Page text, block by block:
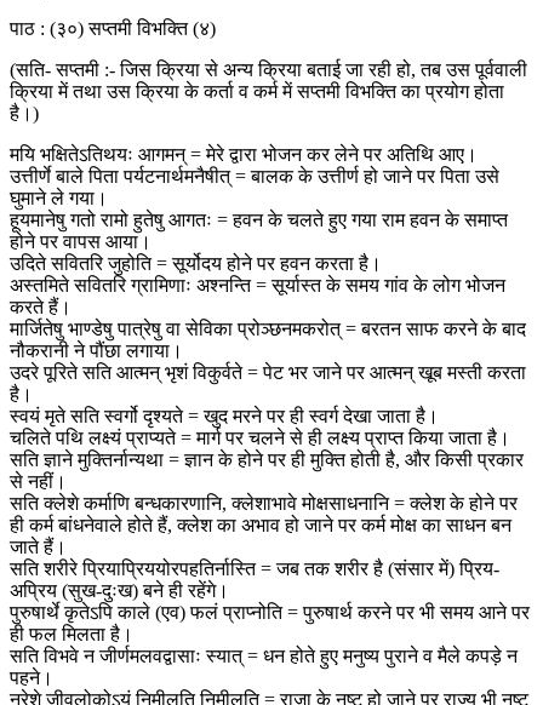
पाठ : (३०) सप्तमी विभक्ति (४)
(सति- सप्तमी :- जिस क्रिया से अन्य क्रिया बताई जा रही हो, तब उस पूर्ववाली
क्रिया में तथा उस क्रिया के कर्ता व कर्म में सप्तमी विभक्ति का प्रयोग होता
है।)
मयि भक्षितेऽतिथयः आगमन् = मेरे द्वारा भोजन कर लेने पर अतिथि आए।
उत्तीर्णे बाले पिता पर्यटनार्थमनैषीत् = बालक के उत्तीर्ण हो जाने पर पिता उसे
घुमाने ले गया।
हूयमानेषु गतो रामो हुतेषु आगतः = हवन के चलते हुए गया राम हवन के समाप्त
होने पर वापस आया।
उदिते सवितरि जुहोति = सूर्योदय होने पर हवन करता है।
अस्तमिते सवितरि ग्रामिणाः अश्नन्ति = सूर्यास्त के समय गांव के लोग भोजन
करते हैं।
मार्जितेषु भाण्डेषु पात्रेषु वा सेविका प्रोञ्छनमकरोत् = बरतन साफ करने के बाद
नौकरानी ने पौंछा लगाया।
उदरे पूरिते सति आत्मन् भृशं विकुर्वते = पेट भर जाने पर आत्मन् खूब मस्ती करता
है।
स्वयं मृते सति स्वर्गो दृश्यते = खुद मरने पर ही स्वर्ग देखा जाता है।
चलिते पथि लक्ष्यं प्राप्यते = मार्ग पर चलने से ही लक्ष्य प्राप्त किया जाता है।
सति ज्ञाने मुक्तिर्नान्यथा = ज्ञान के होने पर ही मुक्ति होती है, और किसी प्रकार
से नहीं।
सति क्लेशे कर्माणि बन्धकारणानि, क्लेशाभावे मोक्षसाधनानि = क्लेश के होने पर
ही कर्म बांधनेवाले होते हैं, क्लेश का अभाव हो जाने पर कर्म मोक्ष का साधन बन
जाते हैं।
सति शरीरे प्रियाप्रिययोरपहतिर्नास्ति = जब तक शरीर है (संसार में) प्रिय-
अप्रिय (सुख-दुःख) बने ही रहेंगे।
पुरुषार्थे कृतेऽपि काले (एव) फलं प्राप्नोति = पुरुषार्थ करने पर भी समय आने पर
ही फल मिलता है।
सति विभवे न जीर्णमलवद्वासाः स्यात् = धन होते हुए मनुष्य पुराने व मैले कपड़े न
पहने।
नरेशे जीवलोकोऽयं निमीलति निमीलति = राजा के नष्ट हो जाने पर राज्य भी नष्ट